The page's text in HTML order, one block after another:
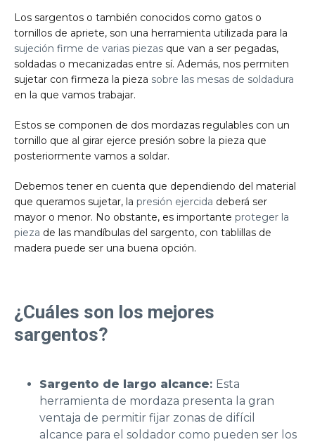
Los sargentos o también conocidos como gatos o
tornillos de apriete, son una herramienta utilizada para la
sujeción firme de varias piezas que van a ser pegadas,
soldadas o mecanizadas entre sí. Además, nos permiten
sujetar con firmeza la pieza sobre las mesas de soldadura
en la que vamos trabajar.
Estos se componen de dos mordazas regulables con un
tornillo que al girar ejerce presión sobre la pieza que
posteriormente vamos a soldar.
Debemos tener en cuenta que dependiendo del material
que queramos sujetar, la presión ejercida deberá ser
mayor o menor. No obstante, es importante proteger la
pieza de las mandíbulas del sargento, con tablillas de
madera puede ser una buena opción.
¿Cuáles son los mejores
sargentos?
Sargento de largo alcance: Esta
herramienta de mordaza presenta la gran
ventaja de permitir fijar zonas de difícil
alcance para el soldador como pueden ser los